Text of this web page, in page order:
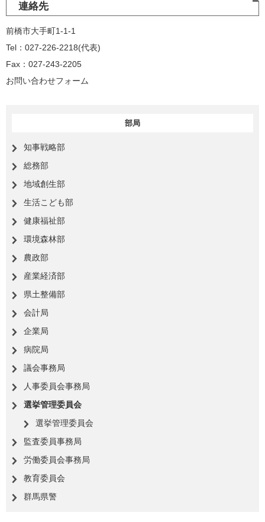
連絡先
前橋市大手町1-1-1
Tel：027-226-2218 代表
Fax：027-243-2205
お問い合わせフォーム
部局
知事戦略部
総務部
地域創生部
生活こども部
健康福祉部
環境森林部
農政部
産業経済部
県土整備部
会計局
企業局
病院局
議会事務局
人事委員会事務局
選挙管理委員会
選挙管理委員会
監査委員事務局
労働委員会事務局
教育委員会
群馬県警